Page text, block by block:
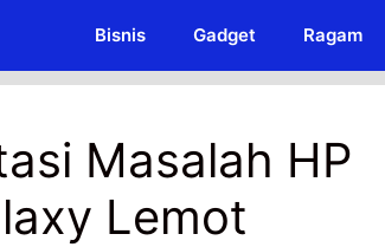
Bisnis Gadget Ragam
Masalah HP
Lemot